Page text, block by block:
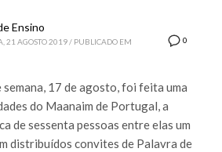
0
Ensino
21 AGOSTO 2019 / PUBLICADO EM
17 de agosto, foi feita uma
do Maanaim de Portugal, a
de sessenta pessoas entre elas um
distribuídos convites de Palavra de